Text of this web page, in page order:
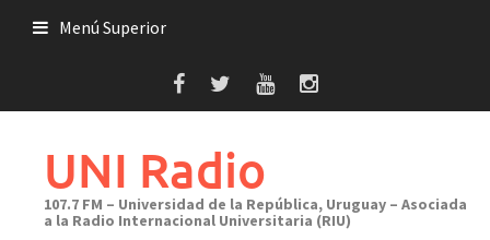
Menú Superior
UNI Radio
107.7 FM – Universidad de la República, Uruguay – Asociada
a la Radio Internacional Universitaria (RIU)